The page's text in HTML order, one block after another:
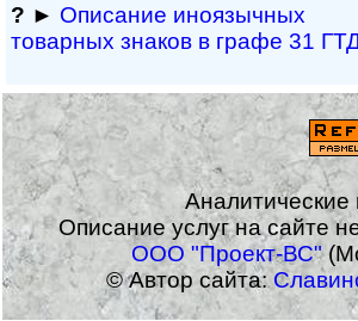
? ► Описание иноязычных
товарных знаков в графе 31
Описание услуг на сайте
ООО "Проект-ВС"
© Автор сайта: